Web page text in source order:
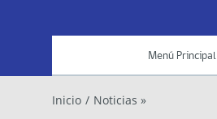
Menú Principal
Inicio / Noticias »